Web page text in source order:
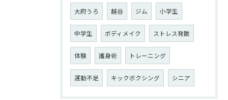
大府うろ 越谷 ジム 小学生
中学生 ボディメイク ストレス発散
体験 護身術 トレーニング
運動不足 キックボクシング シニア